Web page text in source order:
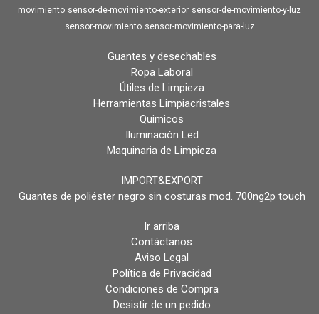
movimiento sensor-de-movimiento-exterior sensor-de-movimiento-y-luz
sensor-movimiento sensor-movimiento-para-luz
Guantes y desechables
Ropa Laboral
Útiles de Limpieza
Herramientas Limpiacristales
Quimicos
Iluminación Led
Maquinaria de Limpieza
IMPORT&EXPORT
Guantes de poliéster negro sin costuras mod. 700ng2p touch
Ir arriba
Contáctanos
Aviso Legal
Política de Privacidad
Condiciones de Compra
Desistir de un pedido